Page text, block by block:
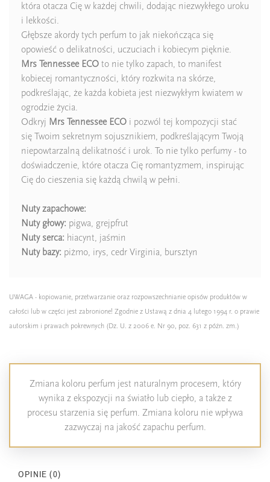
która otacza Cię w każdej chwili, dodając niezwykłego uroku
i lekkości.
Głębsze akordy tych perfum to jak niekończąca się
opowieść o delikatności, uczuciach i kobiecym pięknie.
Mrs Tennessee ECO to nie tylko zapach, to manifest
kobiecej romantyczności, który rozkwita na skórze,
podkreślając, że każda kobieta jest niezwykłym kwiatem w
ogrodzie życia.
Odkryj Mrs Tennessee ECO i pozwól tej kompozycji stać
się Twoim sekretnym sojusznikiem, podkreślającym Twoją
niepowtarzalną delikatność i urok. To nie tylko perfumy - to
doświadczenie, które otacza Cię romantyzmem, inspirując
Cię do cieszenia się każdą chwilą w pełni.
Nuty zapachowe:
Nuty głowy: pigwa, grejpfrut
Nuty serca: hiacynt, jaśmin
Nuty bazy: piżmo, irys, cedr Virginia, bursztyn
UWAGA - kopiowanie, przetwarzanie oraz rozpowszechnianie opisów produktów w
całości lub w części jest zabronione! Zgodnie z Ustawą z dnia 4 lutego 1994 r. o prawie
autorskim i prawach pokrewnych (Dz. U. z 2006 e. Nr 90, poz. 631 z późn. zm.)
Zmiana koloru perfum jest naturalnym procesem, który
wynika z ekspozycji na światło lub ciepło, a także z
procesu starzenia się perfum. Zmiana koloru nie wpływa
zazwyczaj na jakość zapachu perfum.
OPINIE (0)